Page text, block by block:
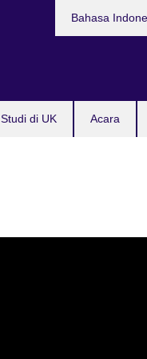
Studi di UK Acara
Bahasa